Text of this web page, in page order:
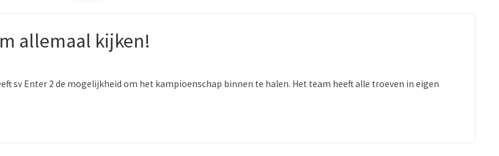
allemaal kijken!
sv Enter 2 de mogelijkheid om het kampioenschap binnen te halen. Het team heeft alle troeven in eigen